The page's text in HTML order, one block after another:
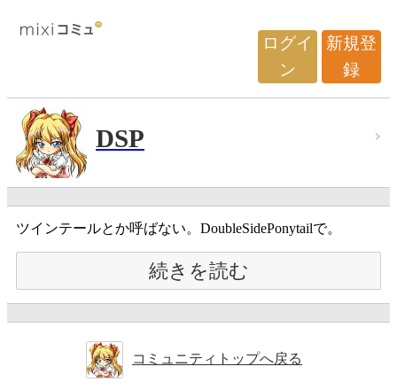
ログイ
ン
新規登
録
DSP
ツインテールとか呼ばない。DoubleSidePonytailで。
続きを読む
コミュニティトップへ戻る